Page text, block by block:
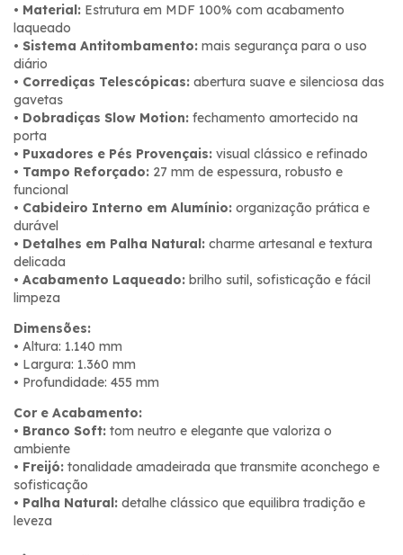
• Material: Estrutura em MDF 100% com acabamento
laqueado
• Sistema Antitombamento: mais segurança para o uso
diário
• Corrediças Telescópicas: abertura suave e silenciosa das
gavetas
• Dobradiças Slow Motion: fechamento amortecido na
porta
• Puxadores e Pés Provençais: visual clássico e refinado
• Tampo Reforçado: 27 mm de espessura, robusto e
funcional
• Cabideiro Interno em Alumínio: organização prática e
durável
• Detalhes em Palha Natural: charme artesanal e textura
delicada
• Acabamento Laqueado: brilho sutil, sofisticação e fácil
limpeza
Dimensões:
• Altura: 1.140 mm
• Largura: 1.360 mm
• Profundidade: 455 mm
Cor e Acabamento:
• Branco Soft: tom neutro e elegante que valoriza o
ambiente
• Freijó: tonalidade amadeirada que transmite aconchego e
sofisticação
• Palha Natural: detalhe clássico que equilibra tradição e
leveza